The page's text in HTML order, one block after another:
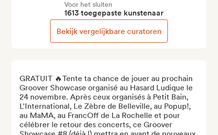
GRATUIT 🔥Tente ta chance de jouer au prochain
Groover Showcase organisé au Hasard Ludique le
24 novembre. Après ceux organisés à Petit Bain,
L'International, Le Zèbre de Belleville, au Popup!,
au MaMA, au FrancOff de La Rochelle et pour
célébrer le retour des concerts, ce Groover
Voor het sluiten
1613 toegepaste kunstenaar
Bekijk vergelijkbare curatoren